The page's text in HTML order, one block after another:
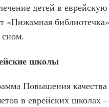
детей в
«Пижамная
школы
Повышения
в еврейских школах